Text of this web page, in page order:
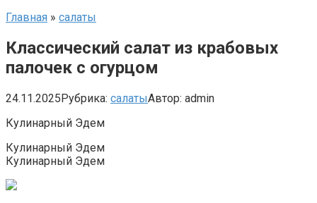
Главная » салаты
Классический салат из крабовых
палочек с огурцом
24.11.2025Рубрика: салатыАвтор: admin
Кулинарный Эдем
Кулинарный Эдем
Кулинарный Эдем